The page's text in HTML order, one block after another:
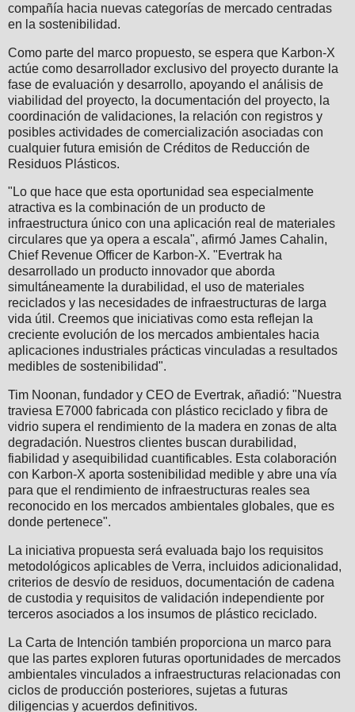
compañía hacia nuevas categorías de mercado centradas
en la sostenibilidad.
Como parte del marco propuesto, se espera que Karbon-X
actúe como desarrollador exclusivo del proyecto durante la
fase de evaluación y desarrollo, apoyando el análisis de
viabilidad del proyecto, la documentación del proyecto, la
coordinación de validaciones, la relación con registros y
posibles actividades de comercialización asociadas con
cualquier futura emisión de Créditos de Reducción de
Residuos Plásticos.
"Lo que hace que esta oportunidad sea especialmente
atractiva es la combinación de un producto de
infraestructura único con una aplicación real de materiales
circulares que ya opera a escala", afirmó James Cahalin,
Chief Revenue Officer de Karbon-X. "Evertrak ha
desarrollado un producto innovador que aborda
simultáneamente la durabilidad, el uso de materiales
reciclados y las necesidades de infraestructuras de larga
vida útil. Creemos que iniciativas como esta reflejan la
creciente evolución de los mercados ambientales hacia
aplicaciones industriales prácticas vinculadas a resultados
medibles de sostenibilidad".
Tim Noonan, fundador y CEO de Evertrak, añadió: "Nuestra
traviesa E7000 fabricada con plástico reciclado y fibra de
vidrio supera el rendimiento de la madera en zonas de alta
degradación. Nuestros clientes buscan durabilidad,
fiabilidad y asequibilidad cuantificables. Esta colaboración
con Karbon-X aporta sostenibilidad medible y abre una vía
para que el rendimiento de infraestructuras reales sea
reconocido en los mercados ambientales globales, que es
donde pertenece".
La iniciativa propuesta será evaluada bajo los requisitos
metodológicos aplicables de Verra, incluidos adicionalidad,
criterios de desvío de residuos, documentación de cadena
de custodia y requisitos de validación independiente por
terceros asociados a los insumos de plástico reciclado.
La Carta de Intención también proporciona un marco para
que las partes exploren futuras oportunidades de mercados
ambientales vinculados a infraestructuras relacionadas con
ciclos de producción posteriores, sujetas a futuras
diligencias y acuerdos definitivos.